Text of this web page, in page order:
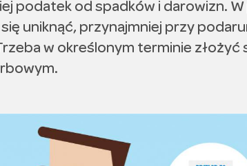
podatek od spadków i darowizn.
uniknąć, przynajmniej przy
w określonym terminie złożyć